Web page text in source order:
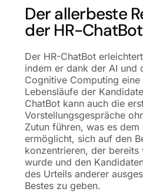
Der allerbeste
der HR-ChatBot
Der HR-ChatBot
indem er dank der AI und
Cognitive Computing
Lebensläufe der
ChatBot kann auch die
Vorstellungsgespräche
Zutun führen, was es dem
ermöglicht, sich auf den
konzentrieren, der bereits
wurde und den
des Urteils anderer
Bestes zu geben.